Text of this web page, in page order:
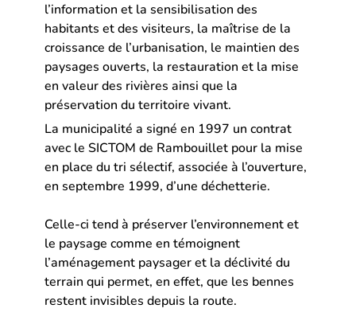
l’information et la sensibilisation des
habitants et des visiteurs, la maîtrise de la
croissance de l’urbanisation, le maintien des
paysages ouverts, la restauration et la mise
en valeur des rivières ainsi que la
préservation du territoire vivant.
La municipalité a signé en 1997 un contrat
avec le SICTOM de Rambouillet pour la mise
en place du tri sélectif, associée à l’ouverture,
en septembre 1999, d’une déchetterie.
Celle-ci tend à préserver l’environnement et
le paysage comme en témoignent
l’aménagement paysager et la déclivité du
terrain qui permet, en effet, que les bennes
restent invisibles depuis la route.